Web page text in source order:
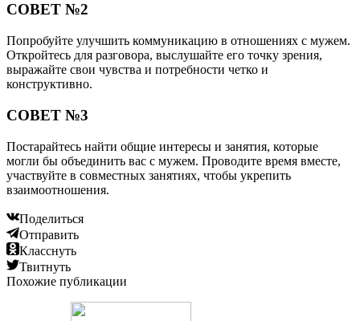
СОВЕТ №2
Попробуйте улучшить коммуникацию в отношениях с мужем.
Откройтесь для разговора, выслушайте его точку зрения,
выражайте свои чувства и потребности четко и
конструктивно.
СОВЕТ №3
Постарайтесь найти общие интересы и занятия, которые
могли бы объединить вас с мужем. Проводите время вместе,
участвуйте в совместных занятиях, чтобы укрепить
взаимоотношения.
Поделиться
Отправить
Класснуть
Твитнуть
Похожие публикации